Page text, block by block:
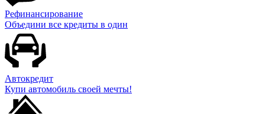
Рефинансирование
Объедини все кредиты в один
Автокредит
Купи автомобиль своей мечты!